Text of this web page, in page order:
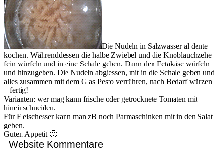
Die Nudeln in Salzwasser al dente
kochen. Währenddessen die halbe Zwiebel und die Knoblauchzehe
fein würfeln und in eine Schale geben. Dann den Fetakäse würfeln
und hinzugeben. Die Nudeln abgiessen, mit in die Schale geben und
alles zusammen mit dem Glas Pesto verrühren, nach Bedarf würzen
– fertig!
Varianten: wer mag kann frische oder getrocknete Tomaten mit
hineinschneiden.
Für Fleischesser kann man zB noch Parmaschinken mit in den Salat
geben.
Guten Appetit 🙂
Website Kommentare